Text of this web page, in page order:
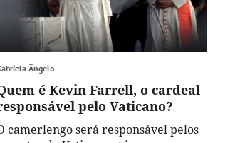
Ângelo
é Kevin Farrell, o cardeal
pelo Vaticano?
camerlengo será responsável pelos